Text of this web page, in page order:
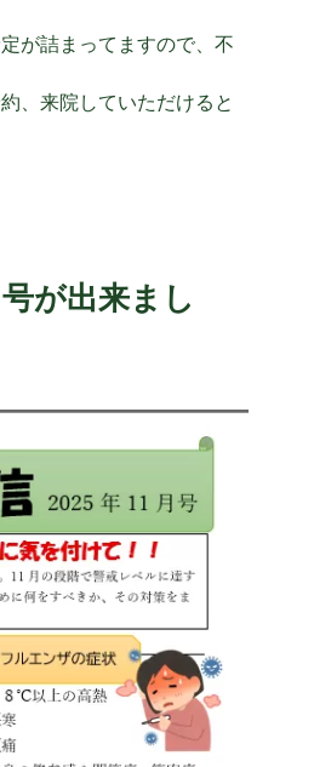
が詰まってますので、不
、来院していただけると
が出来まし